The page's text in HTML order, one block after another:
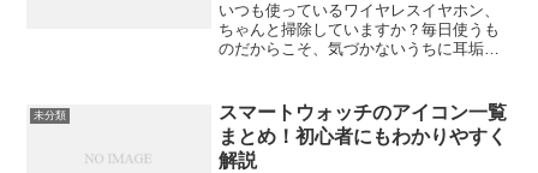
いつも使っているワイヤレスイヤホン、
ちゃんと掃除していますか？毎日使うも
のだからこそ、気づかないうちに耳垢や
るんです。ここでは、イヤホンを長く快
適に使うための正しい掃除...
未分類
スマートウォッチのアイコン一覧
まとめ！初心者にもわかりやすく
解説